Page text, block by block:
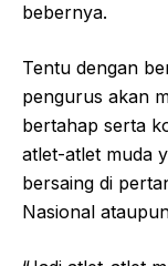
bebernya.
Tentu dengan
pengurus akan
bertahap serta
atlet-atlet muda
bersaing di
Nasional